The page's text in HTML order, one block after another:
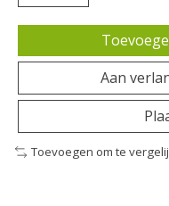
Aan
Toevoegen om te